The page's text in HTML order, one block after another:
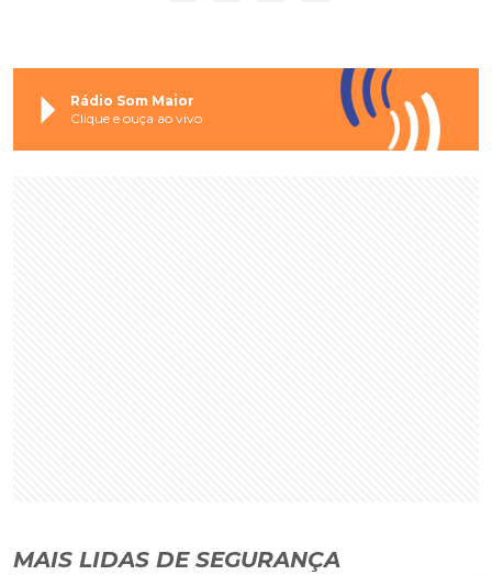
Rádio Som Maior
Clique e ouça ao vivo
MAIS LIDAS DE SEGURANÇA